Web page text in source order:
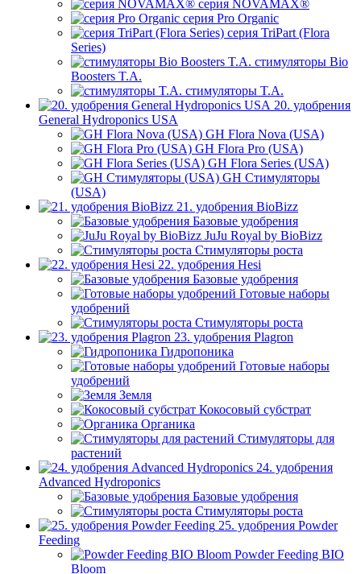
серия NOVAMAX®
серия Pro Organic
серия TriPart (Flora
Series)
стимуляторы Bio
Boosters T.A.
стимуляторы T.A.
20. удобрения
General Hydroponics USA
GH Flora Nova (USA)
GH Flora Pro (USA)
GH Flora Series (USA)
GH Стимуляторы
(USA)
21. удобрения BioBizz
Базовые удобрения
JuJu Royal by BioBizz
Стимуляторы роста
22. удобрения Hesi
Базовые удобрения
Готовые наборы
удобрений
Стимуляторы роста
23. удобрения Plagron
Гидропоника
Готовые наборы
удобрений
Земля
Кокосовый субстрат
Органика
Стимуляторы для
растений
24. удобрения
Advanced Hydroponics
Базовые удобрения
Стимуляторы роста
25. удобрения Powder
Feeding
Powder Feeding BIO
Bloom